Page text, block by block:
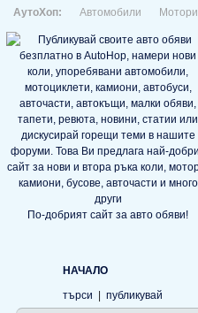
АутоХоп: Автомобили Мотори
По-добрият сайт за авто обяви!
НАЧАЛО
търси
публикувай